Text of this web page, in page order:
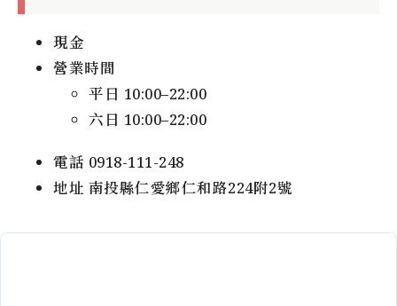
現金
營業時間
平日 10:00–22:00
六日 10:00–22:00
電話 0918-111-248
地址 南投縣仁愛鄉仁和路224附2號